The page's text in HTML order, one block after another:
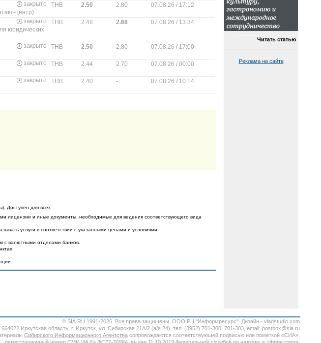
закрыто
центр)
THB 2.50 2.80 07.08.26 / 17:12
закрыто
юридических
THB 2.48 2.68 07.08.26 / 13:34
закрыто
THB 2.50 2.80 07.08.26 / 17:00
закрыто
THB 2.44 2.70 07.08.26 / 00:00
закрыто
THB 2.40 - 07.08.26 / 10:14
Доступен для всех
лицензии и иные документы, необходимые для ведения соответствующего вида
услуги в соответствии с указанными ценами и условиями.
с валютными отделами банков.
Читать статью
Реклама на сайте
© SIA.RU 1991-2026. Все права защищены . ООО РЦ "Информресурс". Дизайн - vladstudio.com
Иркутская область, г. Иркутск, ул. Сибирская 21А/2 (а/я 24), тел. (3952) 701-300, 701-303, email: postbox@sia.ru
Сибирского Информационного Агентства сопровождаются соответствующей подписью или пометкой «СИА»,